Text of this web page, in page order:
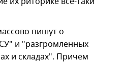
пишут о
и "разгромленных
и складах". Причем